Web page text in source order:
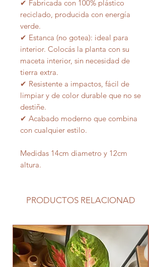
✔ Fabricada con 100% plástico
reciclado, producida con energía
verde.
✔ Estanca (no gotea): ideal para
interior. Colocás la planta con su
maceta interior, sin necesidad de
tierra extra.
✔ Resistente a impactos, fácil de
limpiar y de color durable que no se
destiñe.
✔ Acabado moderno que combina
con cualquier estilo.
Medidas 14cm diametro y 12cm
altura.
PRODUCTOS RELACIONAD